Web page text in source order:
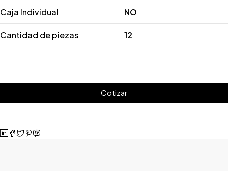
Caja Individual NO
Cantidad de piezas 12
Cotizar